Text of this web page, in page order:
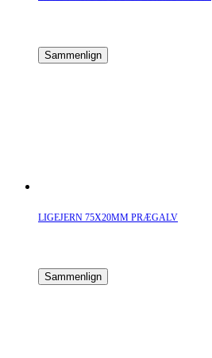
Sammenlign
LIGEJERN 75X20MM PRÆGALV
Sammenlign